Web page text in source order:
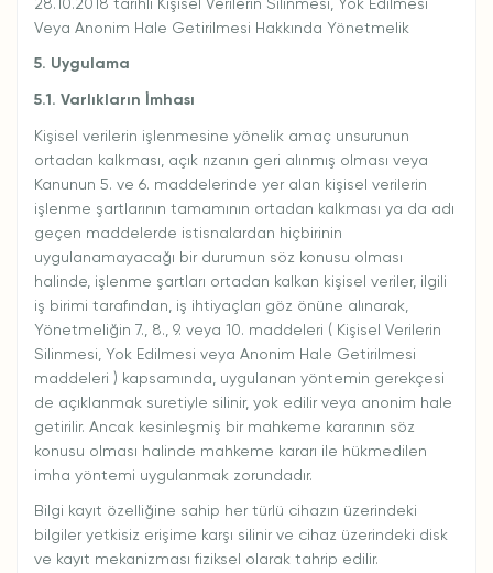
Veya Anonim Hale Getirilmesi Hakkında Yönetmelik
5. Uygulama
5.1. Varlıkların İmhası
Kişisel verilerin işlenmesine yönelik amaç unsurunun
ortadan kalkması, açık rızanın geri alınmış olması veya
Kanunun 5. ve 6. maddelerinde yer alan kişisel verilerin
işlenme şartlarının tamamının ortadan kalkması ya da adı
geçen maddelerde istisnalardan hiçbirinin
uygulanamayacağı bir durumun söz konusu olması
halinde, işlenme şartları ortadan kalkan kişisel veriler, ilgili
iş birimi tarafından, iş ihtiyaçları göz önüne alınarak,
Yönetmeliğin 7., 8., 9. veya 10. maddeleri ( Kişisel Verilerin
Silinmesi, Yok Edilmesi veya Anonim Hale Getirilmesi
maddeleri ) kapsamında, uygulanan yöntemin gerekçesi
de açıklanmak suretiyle silinir, yok edilir veya anonim hale
getirilir. Ancak kesinleşmiş bir mahkeme kararının söz
konusu olması halinde mahkeme kararı ile hükmedilen
imha yöntemi uygulanmak zorundadır.
Bilgi kayıt özelliğine sahip her türlü cihazın üzerindeki
bilgiler yetkisiz erişime karşı silinir ve cihaz üzerindeki disk
ve kayıt mekanizması fiziksel olarak tahrip edilir.